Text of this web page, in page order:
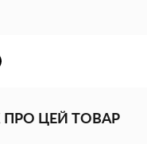
В наявності кольор:
ПРО ЦЕЙ ТОВАР